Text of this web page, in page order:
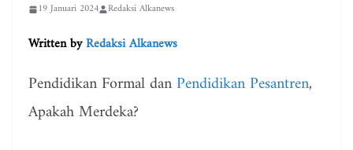
19 Januari 2024 Redaksi Alkanews
Written byRedaksi Alkanews
Pendidikan Formal dan Pendidikan Pesantren,
Apakah Merdeka?